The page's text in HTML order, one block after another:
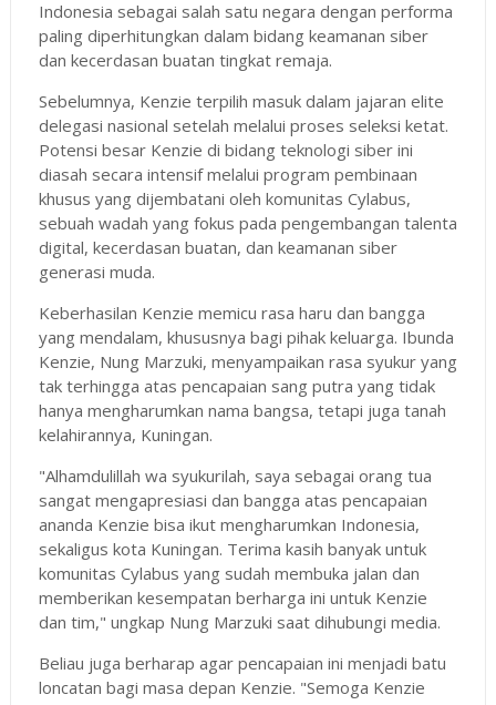
Indonesia sebagai salah satu negara dengan performa
paling diperhitungkan dalam bidang keamanan siber
dan kecerdasan buatan tingkat remaja.
Sebelumnya, Kenzie terpilih masuk dalam jajaran elite
delegasi nasional setelah melalui proses seleksi ketat.
Potensi besar Kenzie di bidang teknologi siber ini
diasah secara intensif melalui program pembinaan
khusus yang dijembatani oleh komunitas Cylabus,
sebuah wadah yang fokus pada pengembangan talenta
digital, kecerdasan buatan, dan keamanan siber
generasi muda.
Keberhasilan Kenzie memicu rasa haru dan bangga
yang mendalam, khususnya bagi pihak keluarga. Ibunda
Kenzie, Nung Marzuki, menyampaikan rasa syukur yang
tak terhingga atas pencapaian sang putra yang tidak
hanya mengharumkan nama bangsa, tetapi juga tanah
kelahirannya, Kuningan.
"Alhamdulillah wa syukurilah, saya sebagai orang tua
sangat mengapresiasi dan bangga atas pencapaian
ananda Kenzie bisa ikut mengharumkan Indonesia,
sekaligus kota Kuningan. Terima kasih banyak untuk
komunitas Cylabus yang sudah membuka jalan dan
memberikan kesempatan berharga ini untuk Kenzie
dan tim," ungkap Nung Marzuki saat dihubungi media.
Beliau juga berharap agar pencapaian ini menjadi batu
loncatan bagi masa depan Kenzie. "Semoga Kenzie